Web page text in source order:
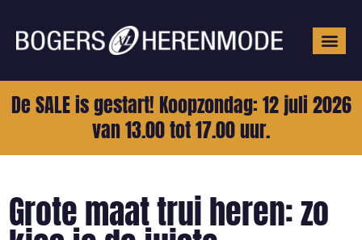
De SALE is gestart! Koopzondag: 12 juli 2026
van 13.00 tot 17.00 uur.
Grote maat trui heren: zo